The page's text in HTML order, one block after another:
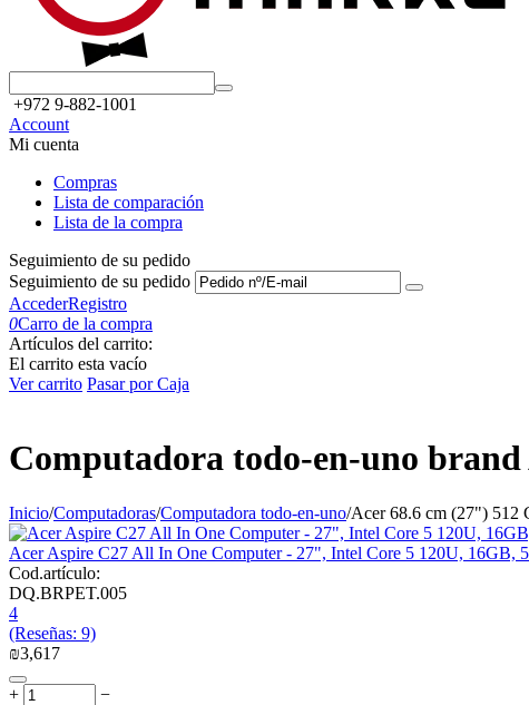
+972 9-882-1001
Account
Mi cuenta
Compras
Lista de comparación
Lista de la compra
Seguimiento de su pedido
Seguimiento de su pedido
AccederRegistro
0Carro de la compra
Artículos del carrito:
El carrito esta vacío
Ver carrito Pasar por Caja
Computadora todo-en-uno
Inicio/Computadoras/Computadora todo-en-uno/Acer 68.6 cm (27") 512
Acer Aspire C27 All In One Computer - 27", Intel Core 5 120U, 16GB,
Cod.artículo:
DQ.BRPET.005
4
(Reseñas: 9)
₪3,617
+
−